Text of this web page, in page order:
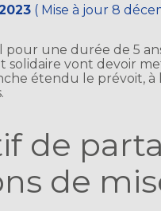
( Mise à jour 8
une durée de 5
solidaire vont devoir
étendu le prévoit, à
de
de